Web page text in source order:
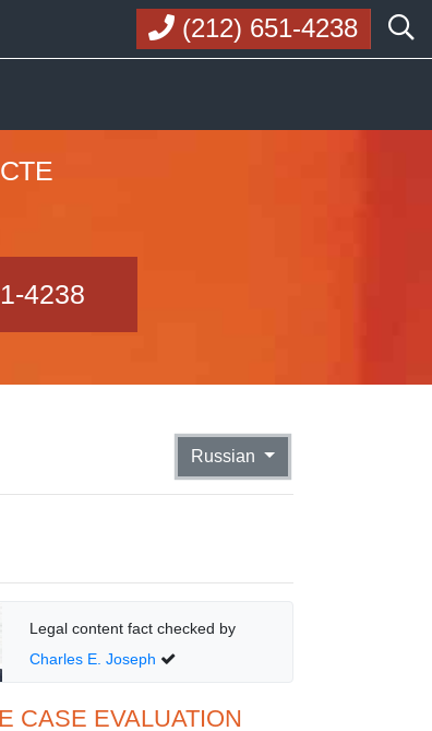
(212) 651-4238
4238
Russian
Legal content fact checked by
Charles E. Joseph
CASE EVALUATION